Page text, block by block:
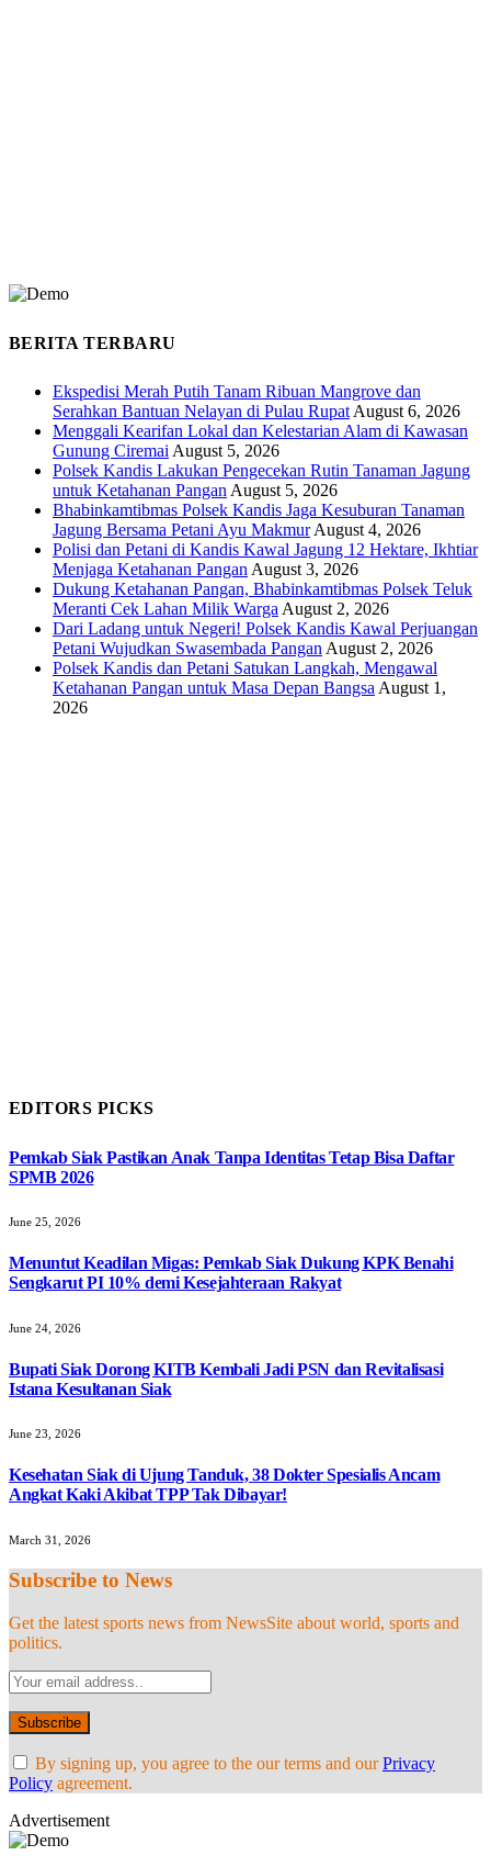
BERITA TERBARU
Ekspedisi Merah Putih Tanam Ribuan Mangrove dan
Serahkan Bantuan Nelayan di Pulau Rupat August 6, 2026
Menggali Kearifan Lokal dan Kelestarian Alam di Kawasan
Gunung Ciremai August 5, 2026
Polsek Kandis Lakukan Pengecekan Rutin Tanaman Jagung
untuk Ketahanan Pangan August 5, 2026
Bhabinkamtibmas Polsek Kandis Jaga Kesuburan Tanaman
Jagung Bersama Petani Ayu Makmur August 4, 2026
Polisi dan Petani di Kandis Kawal Jagung 12 Hektare, Ikhtiar
Menjaga Ketahanan Pangan August 3, 2026
Dukung Ketahanan Pangan, Bhabinkamtibmas Polsek Teluk
Meranti Cek Lahan Milik Warga August 2, 2026
Dari Ladang untuk Negeri! Polsek Kandis Kawal Perjuangan
Petani Wujudkan Swasembada Pangan August 2, 2026
Polsek Kandis dan Petani Satukan Langkah, Mengawal
Ketahanan Pangan untuk Masa Depan Bangsa August 1,
2026
EDITORS PICKS
Pemkab Siak Pastikan Anak Tanpa Identitas Tetap Bisa Daftar
SPMB 2026
June 25, 2026
Menuntut Keadilan Migas: Pemkab Siak Dukung KPK Benahi
Sengkarut PI 10% demi Kesejahteraan Rakyat
June 24, 2026
Bupati Siak Dorong KITB Kembali Jadi PSN dan Revitalisasi
Istana Kesultanan Siak
June 23, 2026
Kesehatan Siak di Ujung Tanduk, 38 Dokter Spesialis Ancam
Angkat Kaki Akibat TPP Tak Dibayar!
March 31, 2026
Subscribe to News
Get the latest sports news from NewsSite about world, sports and
politics.
By signing up, you agree to the our terms and ourPrivacy
Policy agreement.
Advertisement